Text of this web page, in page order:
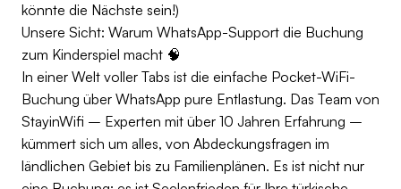
könnte die Nächste sein!)
Unsere Sicht: Warum WhatsApp-Support die Buchung
zum Kinderspiel macht 🧠
In einer Welt voller Tabs ist die einfache Pocket-WiFi-
Buchung über WhatsApp pure Entlastung. Das Team von
StayinWifi – Experten mit über 10 Jahren Erfahrung –
kümmert sich um alles, von Abdeckungsfragen im
ländlichen Gebiet bis zu Familienplänen. Es ist nicht nur